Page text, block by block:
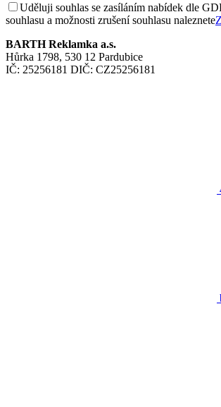
Uděluji souhlas se zasíláním nabídek dle
souhlasu a možnosti zrušení souhlasu naleznete
BARTH Reklamka a.s.
Hůrka 1798, 530 12 Pardubice
IČ: 25256181 DIČ: CZ25256181